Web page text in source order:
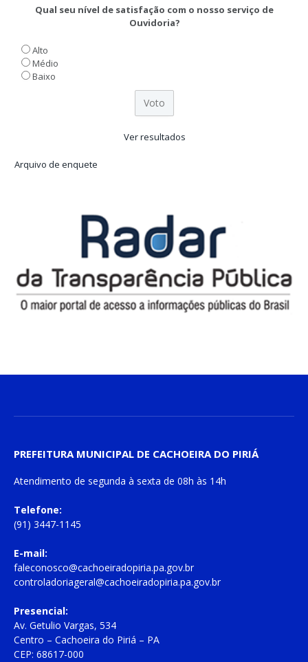
Qual seu nível de satisfação com o nosso serviço de
Ouvidoria?
Alto
Médio
Baixo
Ver resultados
Arquivo de enquete
PREFEITURA MUNICIPAL DE CACHOEIRA DO PIRIÁ
Atendimento de segunda à sexta de 08h às 14h
Telefone:
(91) 3447-1145
E-mail:
faleconosco@cachoeiradopiria.pa.gov.br
controladoriageral@cachoeiradopiria.pa.gov.br
Presencial:
Av. Getulio Vargas, 534
Centro – Cachoeira do Piriá – PA
CEP: 68617-000